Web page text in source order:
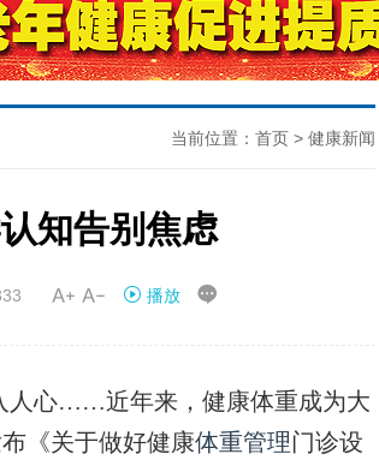
当前位置： 首页 > 健康新闻
知告别焦虑
 播放 
人心……近年来，健康体重成为大
《关于做好健康体重管理门诊设